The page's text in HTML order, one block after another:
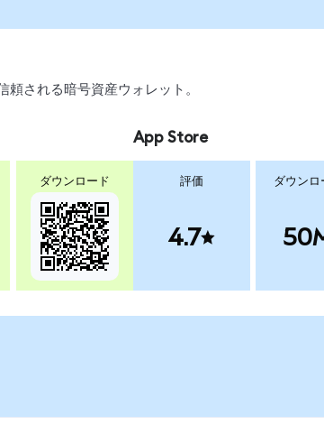
される暗号資産ウォレット。
ダウンロード
App Store
評価
4.7
ダウンロ